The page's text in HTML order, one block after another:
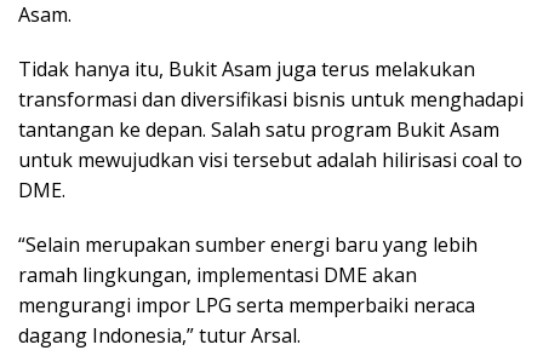
Asam.
Tidak hanya itu, Bukit Asam juga terus melakukan
transformasi dan diversifikasi bisnis untuk menghadapi
tantangan ke depan. Salah satu program Bukit Asam
untuk mewujudkan visi tersebut adalah hilirisasi coal to
DME.
“Selain merupakan sumber energi baru yang lebih
ramah lingkungan, implementasi DME akan
mengurangi impor LPG serta memperbaiki neraca
dagang Indonesia,” tutur Arsal.